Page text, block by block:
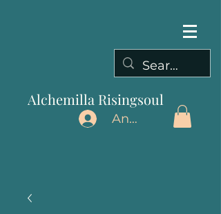
Alchemilla Risingsoul
Anmelden